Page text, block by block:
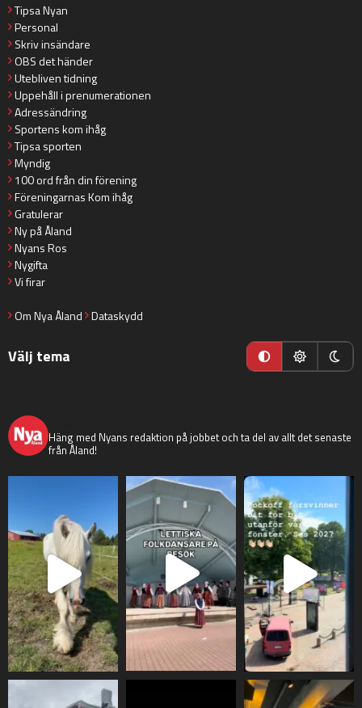
Tipsa Nyan
Personal
Skriv insändare
OBS det händer
Utebliven tidning
Uppehåll i prenumerationen
Adressändring
Sportens kom ihåg
Tipsa sporten
Myndig
100 ord från din förening
Föreningarnas Kom ihåg
Gratulerar
Ny på Åland
Nyans Ros
Nygifta
Vi firar
Om Nya Åland Dataskydd
Välj tema
Häng med Nyans redaktion på jobbet och ta del av allt det senaste
från Åland!